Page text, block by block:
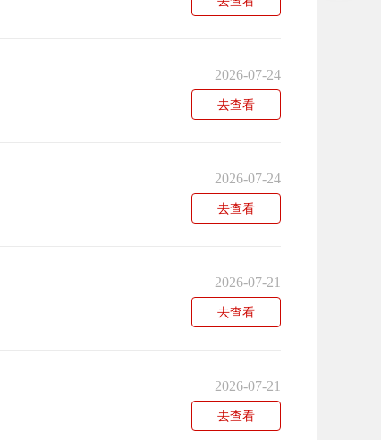
2026-07-24
去查看
2026-07-24
去查看
2026-07-21
去查看
2026-07-21
去查看